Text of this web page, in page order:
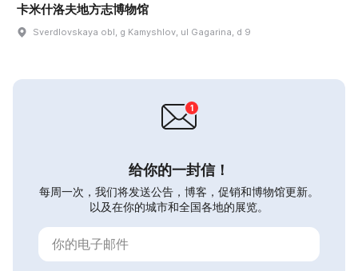
卡米什洛夫地方志博物馆
Sverdlovskaya obl, g Kamyshlov, ul Gagarina, d 9
给你的一封信！
每周一次，我们将发送公告，博客，促销和博物馆更新。
以及在你的城市和全国各地的展览。